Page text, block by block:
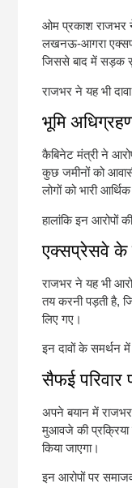
ओम प्रकाश राजभर ने
लखनऊ-आगरा
जिससे बाद में सड़क
राजभर ने यह भी
भूमि
कैबिनेट मंत्री ने
कुछ जमीनों को
लोगों को भारी
हालांकि इन आरोपों
एक्सप्रेसवे के
राजभर ने यह भी
तय करनी पड़ती है,
लिए गए।
इन दावों के समर्थन
सैफई परिवार
अपने बयान में राजभर
मुआवजे की प्रक्रिया
किया जाएगा।
इन आरोपों पर